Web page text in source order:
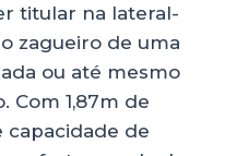
titular na lateral-
zagueiro de uma
ou até mesmo
Com 1,87m de
capacidade de